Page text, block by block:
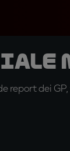
report dei